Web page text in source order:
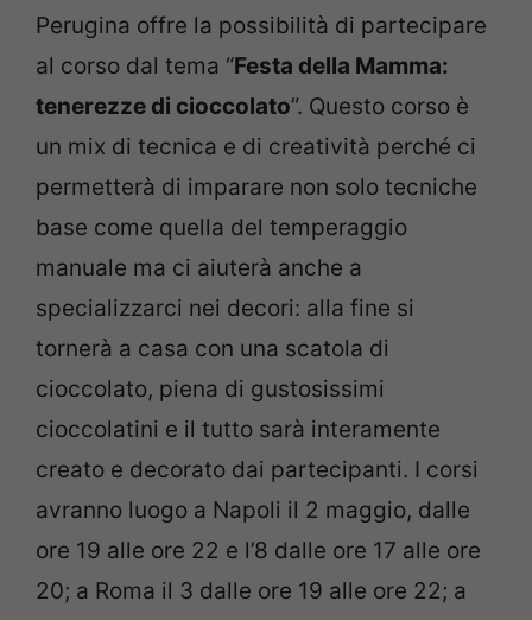
Perugina offre la possibilità di partecipare
al corso dal tema “Festa della Mamma:
tenerezze di cioccolato”. Questo corso è
un mix di tecnica e di creatività perché ci
permetterà di imparare non solo tecniche
base come quella del temperaggio
manuale ma ci aiuterà anche a
specializzarci nei decori: alla fine si
tornerà a casa con una scatola di
cioccolato, piena di gustosissimi
cioccolatini e il tutto sarà interamente
creato e decorato dai partecipanti. I corsi
avranno luogo a Napoli il 2 maggio, dalle
ore 19 alle ore 22 e l’8 dalle ore 17 alle ore
20; a Roma il 3 dalle ore 19 alle ore 22; a